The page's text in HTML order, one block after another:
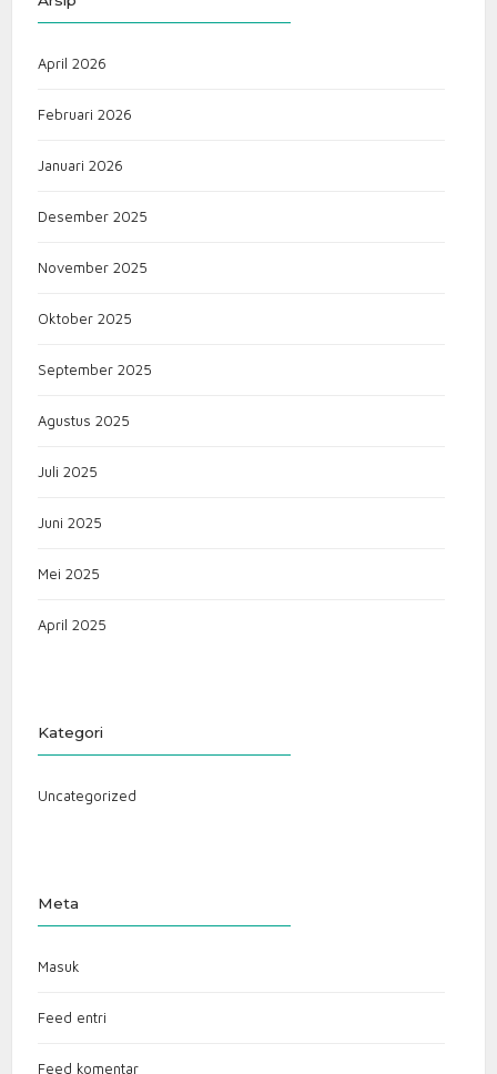
April 2026
Februari 2026
Januari 2026
Desember 2025
November 2025
Oktober 2025
September 2025
Agustus 2025
Juli 2025
Juni 2025
Mei 2025
April 2025
Kategori
Uncategorized
Meta
Masuk
Feed entri
Feed komentar